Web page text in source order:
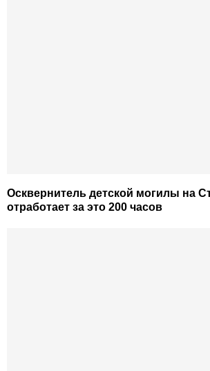
Осквернитель детской могилы на
отработает за это 200 часов